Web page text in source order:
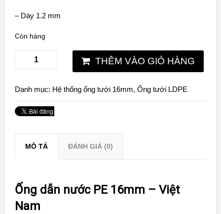
– Dày 1.2 mm
Còn hàng
THÊM VÀO GIỎ HÀNG
Danh mục: Hệ thống ống tưới 16mm, Ống tưới LDPE
MÔ TẢ ĐÁNH GIÁ (0)
Ống dẫn nước PE 16mm – Việt
Nam